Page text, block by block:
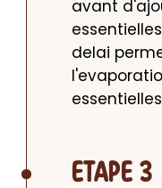
avant
delai
ETAPE 3